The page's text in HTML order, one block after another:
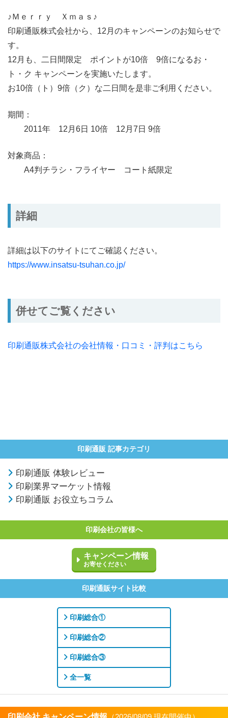
♪Ｍｅｒｒｙ Ｘｍａｓ♪
印刷通販株式会社から、12月のキャンペーンのお知らせで
す。
12月も、二日間限定 ポイントが10倍 9倍になるお・
ト・ク キャンペーンを実施いたします。
お10倍（ト）9倍（ク）な二日間を是非ご利用ください。
期間：
2011年 12月6日 10倍 12月7日 9倍
対象商品：
A4判チラシ・フライヤー コート紙限定
詳細
詳細は以下のサイトにてご確認ください。
https://www.insatsu-tsuhan.co.jp/
併せてご覧ください
印刷通販株式会社の会社情報・口コミ・評判はこちら
印刷通販 記事カテゴリ
印刷通販 体験レビュー
印刷業界マーケット情報
印刷通販 お役立ちコラム
印刷会社の皆様へ
キャンペーン情報
お寄せください
印刷通販サイト比較
印刷総合①
印刷総合②
印刷総合③
全一覧